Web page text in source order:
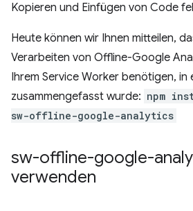
Kopieren und Einfügen von Code
Heute können wir Ihnen mitteilen,
Verarbeiten von Offline-Google
Ihrem Service Worker benötigen, in
zusammengefasst wurde: npm
sw-offline-google-analytics
sw-offline-google-
verwenden